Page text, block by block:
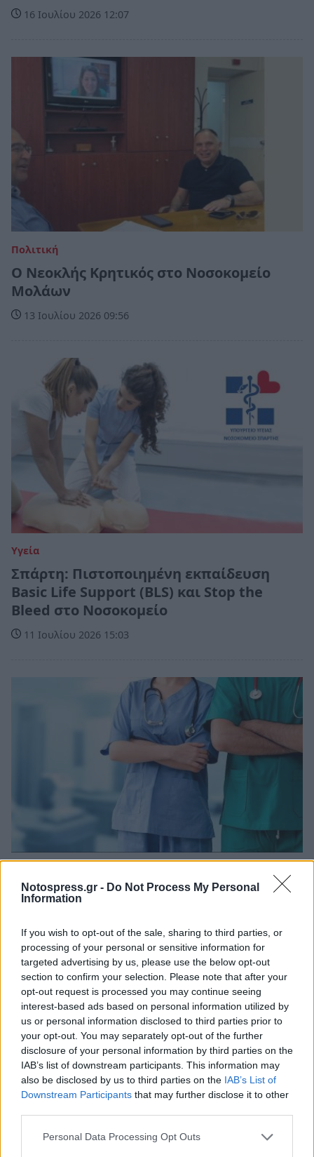
Notospress.gr - Do Not Process My Personal
Information
If you wish to opt-out of the sale, sharing to third parties, or
processing of your personal or sensitive information for
targeted advertising by us, please use the below opt-out
section to confirm your selection. Please note that after your
opt-out request is processed you may continue seeing
interest-based ads based on personal information utilized by
us or personal information disclosed to third parties prior to
your opt-out. You may separately opt-out of the further
disclosure of your personal information by third parties on the
IAB’s list of downstream participants. This information may
also be disclosed by us to third parties on the IAB’s List of
Downstream Participants that may further disclose it to other
Personal Data Processing Opt Outs
16 Ιουλίου 2026 12:07
Πολιτική
Ο Νεοκλής Κρητικός στο Νοσοκομείο
Μολάων
13 Ιουλίου 2026 09:56
Υγεία
Σπάρτη: Πιστοποιημένη εκπαίδευση
Basic Life Support (BLS) και Stop the
Bleed στο Νοσοκομείο
11 Ιουλίου 2026 15:03
Δωρεά υπηρεσιακών στολών από το
Σπάρτης
08 Ιουλίου 2026 13:47